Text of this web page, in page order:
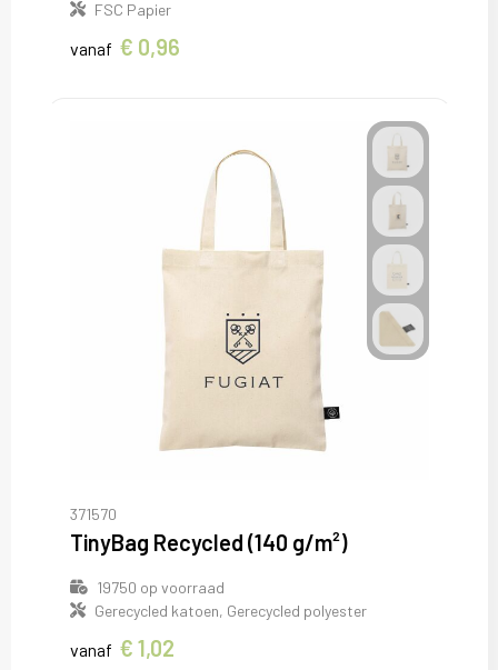
FSC Papier
vanaf € 0,96
371570
TinyBag Recycled (140 g/m²)
19750 op voorraad
Gerecycled katoen, Gerecycled polyester
vanaf € 1,02